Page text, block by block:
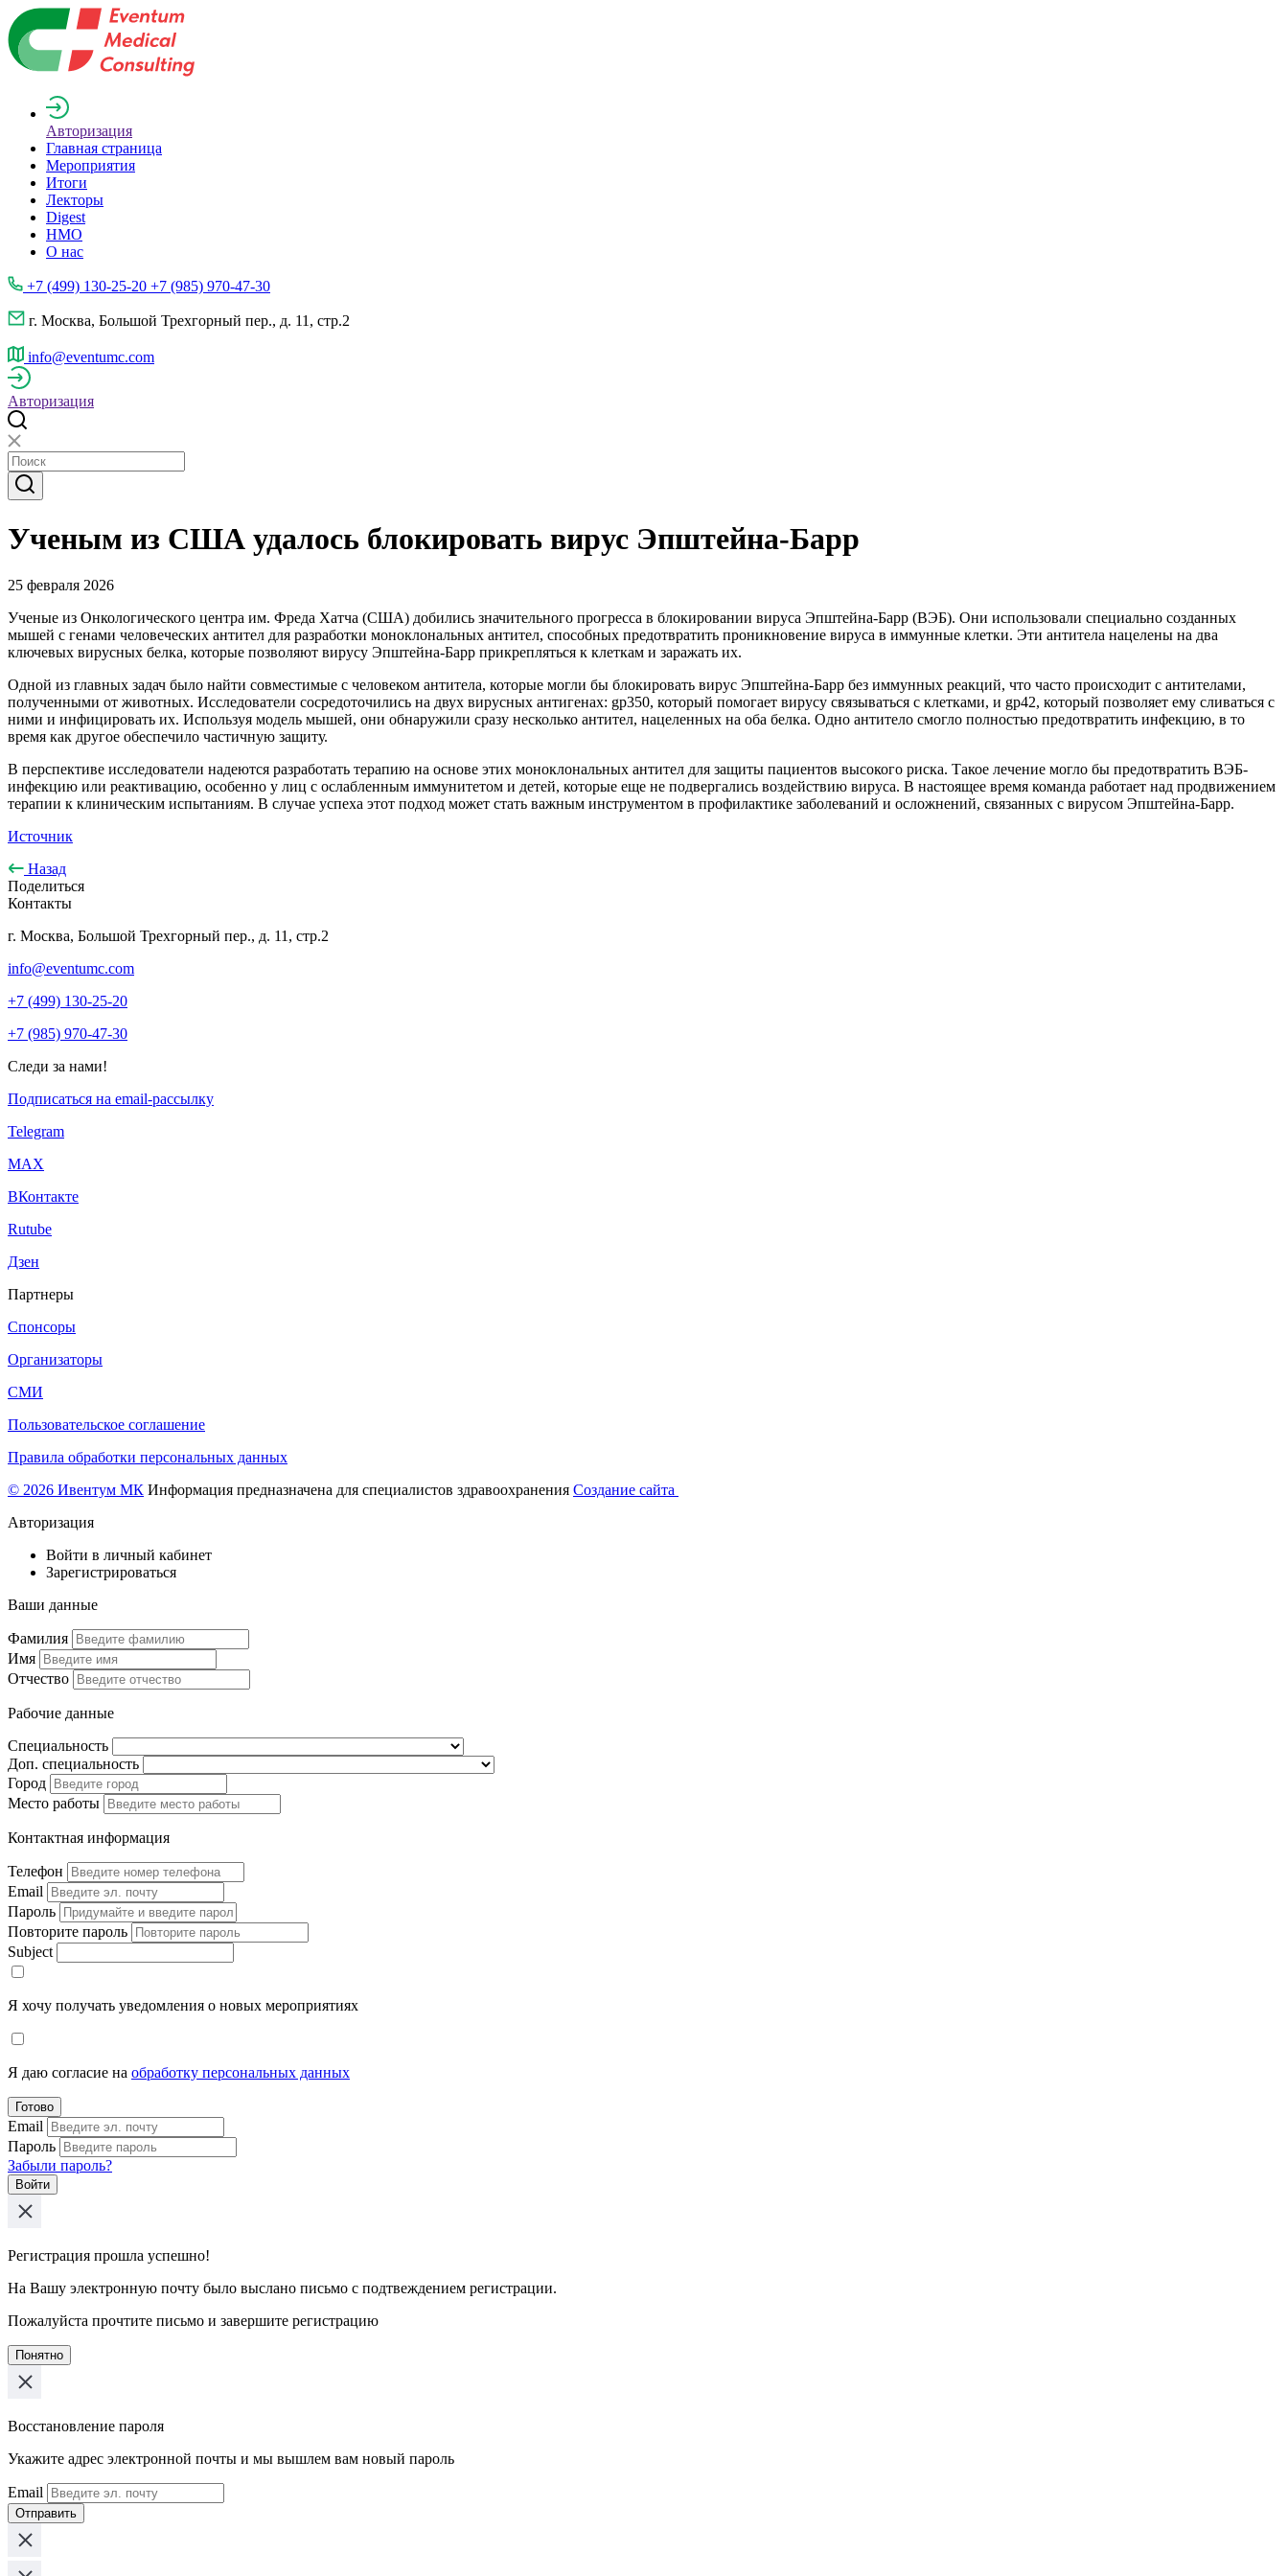
Авторизация
Главная страница
Мероприятия
Итоги
Лекторы
Digest
НМО
О нас
+7 (499) 130-25-20 +7 (985) 970-47-30
г. Москва, Большой Трехгорный пер., д. 11, стр.2
info@eventumc.com
Авторизация
Ученым из США удалось блокировать вирус Эпштейна-Барр
25 февраля 2026
Ученые из Онкологического центра им. Фреда Хатча (США) добились значительного прогресса в блокировании вируса Эпштейна-Барр (ВЭБ). Они использовали специально созданных
мышей с генами человеческих антител для разработки моноклональных антител, способных предотвратить проникновение вируса в иммунные клетки. Эти антитела нацелены на два
ключевых вирусных белка, которые позволяют вирусу Эпштейна-Барр прикрепляться к клеткам и заражать их.
Одной из главных задач было найти совместимые с человеком антитела, которые могли бы блокировать вирус Эпштейна-Барр без иммунных реакций, что часто происходит с антителами,
полученными от животных. Исследователи сосредоточились на двух вирусных антигенах: gp350, который помогает вирусу связываться с клетками, и gp42, который позволяет ему сливаться с
ними и инфицировать их. Используя модель мышей, они обнаружили сразу несколько антител, нацеленных на оба белка. Одно антитело смогло полностью предотвратить инфекцию, в то
время как другое обеспечило частичную защиту.
В перспективе исследователи надеются разработать терапию на основе этих моноклональных антител для защиты пациентов высокого риска. Такое лечение могло бы предотвратить ВЭБ-
инфекцию или реактивацию, особенно у лиц с ослабленным иммунитетом и детей, которые еще не подвергались воздействию вируса. В настоящее время команда работает над продвижением
терапии к клиническим испытаниям. В случае успеха этот подход может стать важным инструментом в профилактике заболеваний и осложнений, связанных с вирусом Эпштейна-Барр.
Источник
Назад
Поделиться
Контакты
г. Москва, Большой Трехгорный пер., д. 11, стр.2
info@eventumc.com
+7 (499) 130-25-20
+7 (985) 970-47-30
Следи за нами!
Подписаться на email-рассылку
Telegram
МАХ
ВКонтакте
Rutube
Дзен
Партнеры
Спонсоры
Организаторы
СМИ
Пользовательское соглашение
Правила обработки персональных данных
© 2026 Ивентум МК Информация предназначена для специалистов здравоохранения Создание сайта
Авторизация
Войти в личный кабинет
Зарегистрироваться
Ваши данные
Фамилия
Имя
Отчество
Рабочие данные
Специальность
Доп. специальность
Город
Место работы
Контактная информация
Телефон
Email
Пароль
Повторите пароль
Subject
Я хочу получать уведомления о новых мероприятиях
Я даю согласие на обработку персональных данных
Готово
Email
Пароль
Забыли пароль?
Войти
Регистрация прошла успешно!
На Вашу электронную почту было выслано письмо с подтвеждением регистрации.
Пожалуйста прочтите письмо и завершите регистрацию
Понятно
Восстановление пароля
Укажите адрес электронной почты и мы вышлем вам новый пароль
Email
Отправить